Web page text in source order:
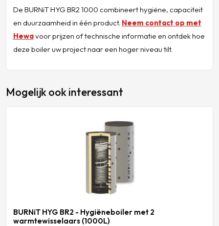
De BURNiT HYG BR2 1000 combineert hygiëne, capaciteit
en duurzaamheid in één product. Neem contact op met
Hewavoor prijzen of technische informatie en ontdek hoe
deze boiler uw project naar een hoger niveau tilt.
Mogelijk ook interessant
BURNiT HYG BR2 - Hygiëneboiler met 2
warmtewisselaars (1000L)